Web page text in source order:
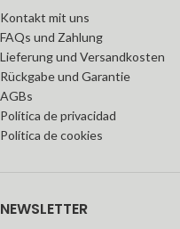
Kontakt mit uns
FAQs und Zahlung
Lieferung und Versandkosten
Rückgabe und Garantie
AGBs
Política de privacidad
Política de cookies
NEWSLETTER